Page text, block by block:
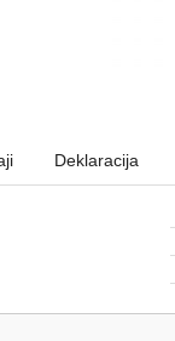
Deklaracija